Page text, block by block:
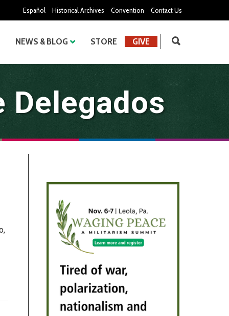
Español Historical Archives Convention Contact Us
NEWS & BLOG STORE GIVE
Delegados